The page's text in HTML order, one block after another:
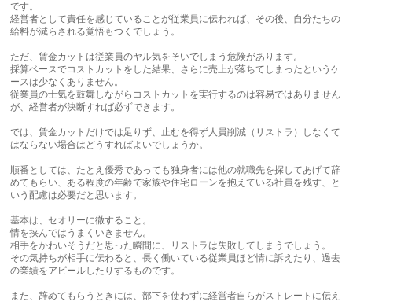
です。
経営者として責任を感じていることが従業員に伝われば、その後、自分たちの
給料が減らされる覚悟もつくでしょう。
ただ、賃金カットは従業員のヤル気をそいでしまう危険があります。
採算ベースでコストカットをした結果、さらに売上が落ちてしまったというケ
ースは少なくありません。
従業員の士気を鼓舞しながらコストカットを実行するのは容易ではありません
が、経営者が決断すれば必ずできます。
では、賃金カットだけでは足りず、止むを得ず人員削減（リストラ）しなくて
はならない場合はどうすればよいでしょうか。
順番としては、たとえ優秀であっても独身者には他の就職先を探してあげて辞
めてもらい、ある程度の年齢で家族や住宅ローンを抱えている社員を残す、と
いう配慮は必要だと思います。
基本は、セオリーに徹すること。
情を挟んではうまくいきません。
相手をかわいそうだと思った瞬間に、リストラは失敗してしまうでしょう。
その気持ちが相手に伝わると、長く働いている従業員ほど情に訴えたり、過去
の業績をアピールしたりするものです。
また、辞めてもらうときには、部下を使わずに経営者自らがストレートに伝え